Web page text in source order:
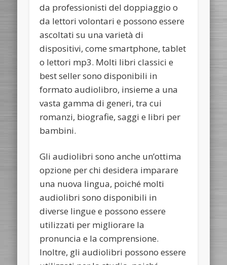
da professionisti del doppiaggio o
da lettori volontari e possono essere
ascoltati su una varietà di
dispositivi, come smartphone, tablet
o lettori mp3. Molti libri classici e
best seller sono disponibili in
formato audiolibro, insieme a una
vasta gamma di generi, tra cui
romanzi, biografie, saggi e libri per
bambini.
Gli audiolibri sono anche un’ottima
opzione per chi desidera imparare
una nuova lingua, poiché molti
audiolibri sono disponibili in
diverse lingue e possono essere
utilizzati per migliorare la
pronuncia e la comprensione.
Inoltre, gli audiolibri possono essere